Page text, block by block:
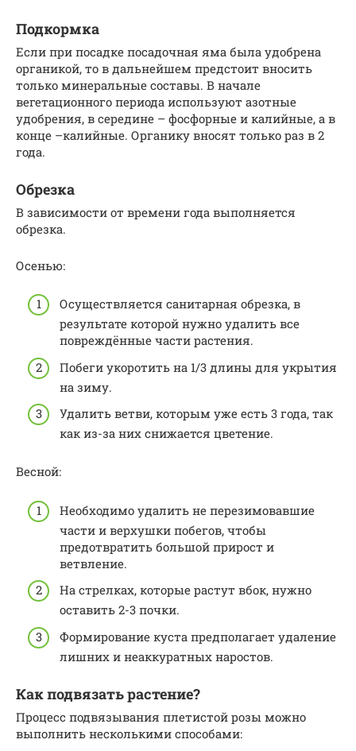
Подкормка
Если при посадке посадочная яма была удобрена
органикой, то в дальнейшем предстоит вносить
только минеральные составы. В начале
вегетационного периода используют азотные
удобрения, в середине – фосфорные и калийные, а в
конце –калийные. Органику вносят только раз в 2
года.
Обрезка
В зависимости от времени года выполняется
обрезка.
Осенью:
Осуществляется санитарная обрезка, в
результате которой нужно удалить все
повреждённые части растения.
Побеги укоротить на 1/3 длины для укрытия
на зиму.
Удалить ветви, которым уже есть 3 года, так
как из-за них снижается цветение.
Весной:
Необходимо удалить не перезимовавшие
части и верхушки побегов, чтобы
предотвратить большой прирост и
ветвление.
На стрелках, которые растут вбок, нужно
оставить 2-3 почки.
Формирование куста предполагает удаление
лишних и неаккуратных наростов.
Как подвязать растение?
Процесс подвязывания плетистой розы можно
выполнить несколькими способами: